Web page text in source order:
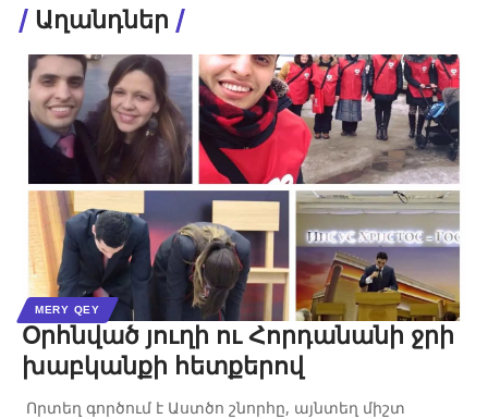
Աղանդներ
MERY QEY
Օրհնված յուղի ու Հորդանանի ջրի
խաբկանքի հետքերով
Որտեղ գործում է Աստծո շնորհը, այնտեղ միշտ